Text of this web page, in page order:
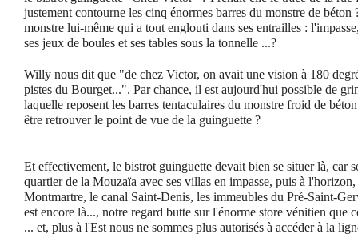
justement contourne les cinq énormes barres du monstre de béton
monstre lui-même qui a tout englouti dans ses entrailles :
ses jeux de boules et ses tables sous la tonnelle ...?
Willy nous dit que "de chez Victor, on avait une vision à 180
pistes du Bourget...". Par chance, il est aujourd'hui possible de
laquelle reposent les barres tentaculaires du monstre froid de
être retrouver le point de vue de la guinguette ?
Et effectivement, le bistrot guinguette devait bien se situer là, car
quartier de la Mouzaïa avec ses villas en impasse, puis à
Montmartre, le canal Saint-Denis, les immeubles du Pré-Saint-
est encore là..., notre regard butte sur l'énorme store vénitien que
... et, plus à l'Est nous ne sommes plus autorisés à accéder à la